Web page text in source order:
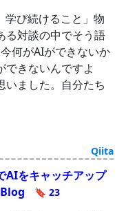
学び続けること」物
る対談の中でそう語
何がAIができないか
できないんですよ
いました。自分たち
Qiita
AIをキャッチアップ
🔖 23